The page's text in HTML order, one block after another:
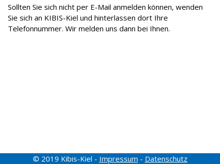
Sollten Sie sich nicht per E-Mail anmelden können, wenden
Sie sich an KIBIS-Kiel und hinterlassen dort Ihre
Telefonnummer. Wir melden uns dann bei Ihnen.
© 2019 Kibis-Kiel - Impressum - Datenschutz